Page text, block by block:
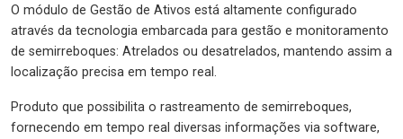
O módulo de Gestão de Ativos está altamente configurado
através da tecnologia embarcada para gestão e monitoramento
de semirreboques: Atrelados ou desatrelados, mantendo assim a
localização precisa em tempo real.
Produto que possibilita o rastreamento de semirreboques,
fornecendo em tempo real diversas informações via software,